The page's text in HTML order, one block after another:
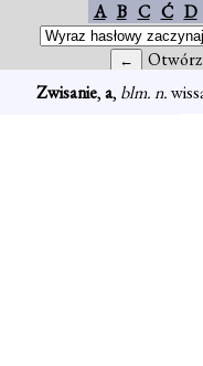
A B C Ć D
Otwórz
Zwisanie,a, blm. n.